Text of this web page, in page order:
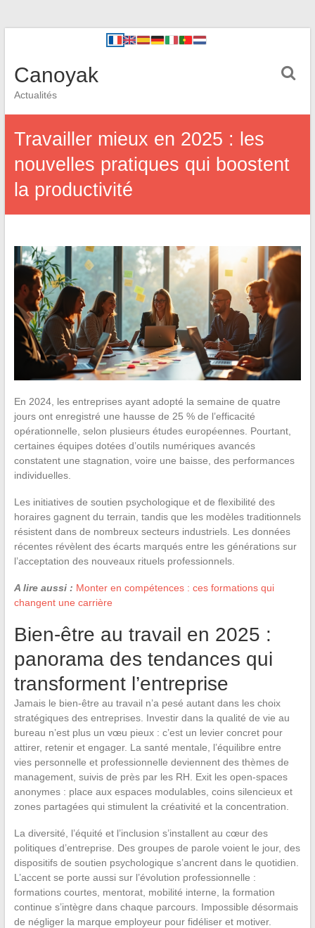
Canoyak
Actualités
Travailler mieux en 2025 : les
nouvelles pratiques qui boostent
la productivité
En 2024, les entreprises ayant adopté la semaine de quatre
jours ont enregistré une hausse de 25 % de l’efficacité
opérationnelle, selon plusieurs études européennes. Pourtant,
certaines équipes dotées d’outils numériques avancés
constatent une stagnation, voire une baisse, des performances
individuelles.
Les initiatives de soutien psychologique et de flexibilité des
horaires gagnent du terrain, tandis que les modèles traditionnels
résistent dans de nombreux secteurs industriels. Les données
récentes révèlent des écarts marqués entre les générations sur
l’acceptation des nouveaux rituels professionnels.
A lire aussi : Monter en compétences : ces formations qui
changent une carrière
Bien-être au travail en 2025 :
panorama des tendances qui
transforment l’entreprise
Jamais le bien-être au travail n’a pesé autant dans les choix
stratégiques des entreprises. Investir dans la qualité de vie au
bureau n’est plus un vœu pieux : c’est un levier concret pour
attirer, retenir et engager. La santé mentale, l’équilibre entre
vies personnelle et professionnelle deviennent des thèmes de
management, suivis de près par les RH. Exit les open-spaces
anonymes : place aux espaces modulables, coins silencieux et
zones partagées qui stimulent la créativité et la concentration.
La diversité, l’équité et l’inclusion s’installent au cœur des
politiques d’entreprise. Des groupes de parole voient le jour, des
dispositifs de soutien psychologique s’ancrent dans le quotidien.
L’accent se porte aussi sur l’évolution professionnelle :
formations courtes, mentorat, mobilité interne, la formation
continue s’intègre dans chaque parcours. Impossible désormais
de négliger la marque employeur pour fidéliser et motiver.